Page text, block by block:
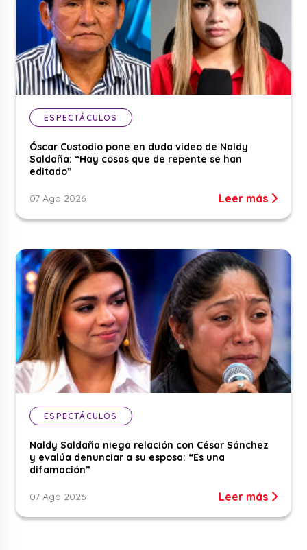
ESPECTÁCULOS
Óscar Custodio pone en duda video de Naldy
Saldaña: “Hay cosas que de repente se han
editado”
07 Ago 2026 Leer más
ESPECTÁCULOS
Naldy Saldaña niega relación con César Sánchez
y evalúa denunciar a su esposa: “Es una
difamación”
07 Ago 2026 Leer más